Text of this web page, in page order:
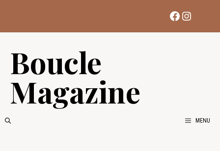
contenu
Facebook
Boucle
Magazine
MENU